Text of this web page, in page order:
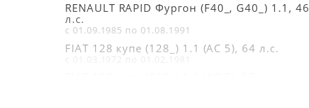
RENAULT RAPID Фургон (F40_, G40_) 1.1, 46
л.с.
с 01.09.1985 по 01.08.1991
FIAT 128 купе (128_) 1.1 (AC 5), 64 л.с.
с 01.03.1972 по 01.02.1981